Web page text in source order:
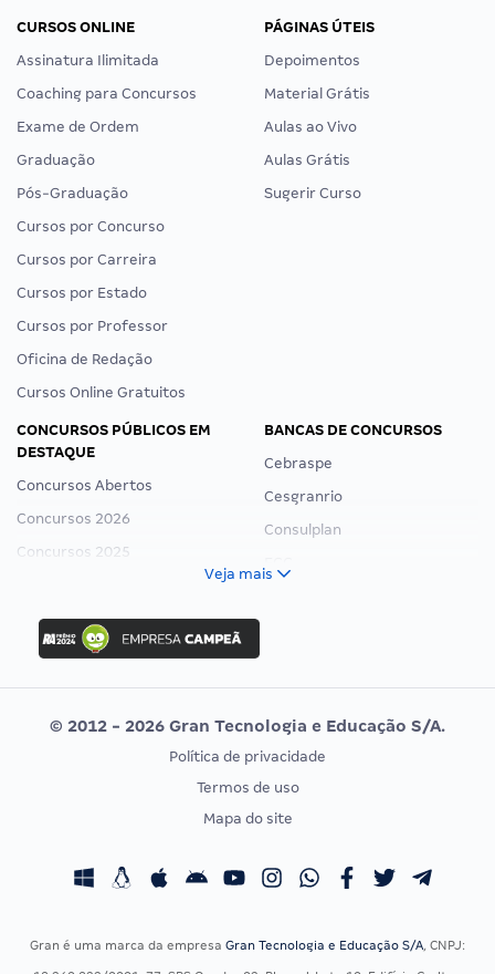
CURSOS ONLINE
Assinatura Ilimitada
Coaching para Concursos
Exame de Ordem
Graduação
Pós-Graduação
Cursos por Concurso
Cursos por Carreira
Cursos por Estado
Cursos por Professor
Oficina de Redação
Cursos Online Gratuitos
PÁGINAS ÚTEIS
Depoimentos
Material Grátis
Aulas ao Vivo
Aulas Grátis
Sugerir Curso
CONCURSOS PÚBLICOS EM
DESTAQUE
Concursos Abertos
Concursos 2026
Concursos 2025
Concurso Ibama
Concurso MPU
Editais publicados
BANCAS DE CONCURSOS
Cebraspe
Cesgranrio
Consulplan
Vunesp
CONCURSOS POR PROFISSÃO
Concursos Fiscais
EXAME DE ORDEM
Calendário OAB
Veja mais
© 2012 - 2026 Gran Tecnologia e Educação S/A.
Política de privacidade
Termos de uso
Mapa do site
Gran é uma marca da empresa Gran Tecnologia e Educação S/A, CNPJ: